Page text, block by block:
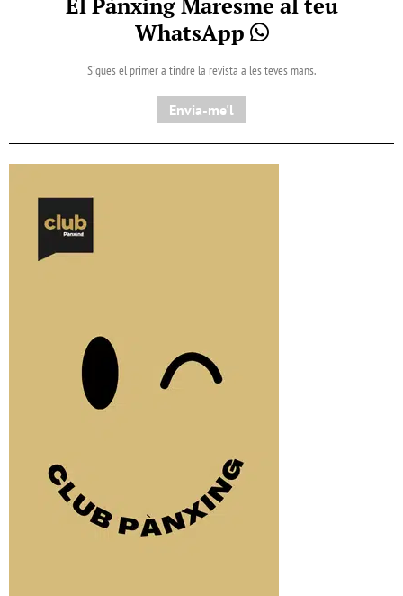
WhatsApp
Sigues el primer a tindre la revista a les teves mans.
Envia-me'l